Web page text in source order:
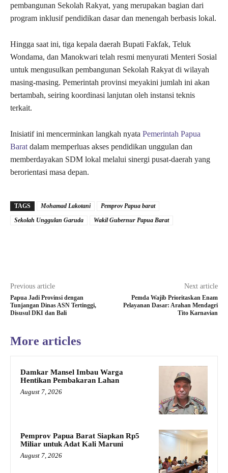
pembangunan Sekolah Rakyat, yang merupakan bagian dari
program inklusif pendidikan dasar dan menengah berbasis lokal.
Hingga saat ini, tiga kepala daerah Bupati Fakfak, Teluk
Wondama, dan Manokwari telah resmi menyurati Menteri Sosial
untuk mengusulkan pembangunan Sekolah Rakyat di wilayah
masing-masing. Pemerintah provinsi meyakini jumlah ini akan
bertambah, seiring koordinasi lanjutan oleh instansi teknis
terkait.
Inisiatif ini mencerminkan langkah nyata Pemerintah Papua
Barat dalam memperluas akses pendidikan unggulan dan
memberdayakan SDM lokal melalui sinergi pusat-daerah yang
berorientasi masa depan.
TAGS Mohamad Lakotani
Pemprov Papua barat
Sekolah Unggulan Garuda
Wakil Gubernur Papua Barat
Previous article
Papua Jadi Provinsi dengan
Tunjangan Dinas ASN Tertinggi,
Disusul DKI dan Bali
Next article
Pemda Wajib Prioritaskan Enam
Pelayanan Dasar: Arahan Mendagri
Tito Karnavian
More articles
Damkar Mansel Imbau Warga
Hentikan Pembakaran Lahan
August 7, 2026
Pemprov Papua Barat Siapkan Rp5
Miliar untuk Adat Kali Maruni
August 7, 2026